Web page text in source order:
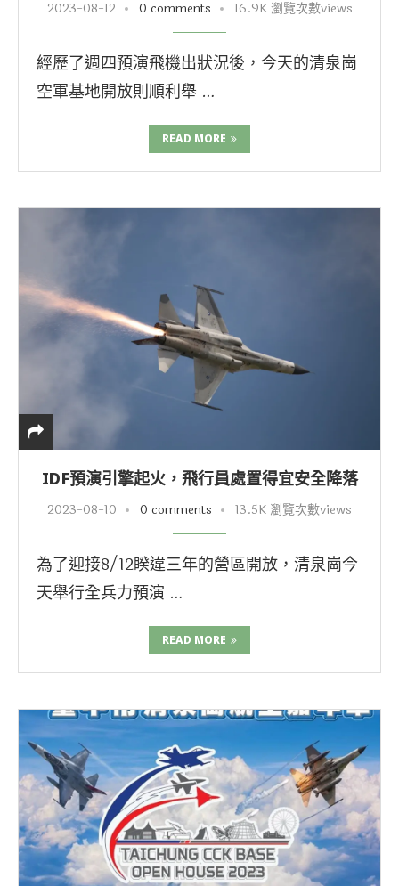
2023-08-12 0 comments 16.9K 瀏覽次數views
經歷了週四預演飛機出狀況後，今天的清泉崗
空軍基地開放則順利舉 …
READ MORE
IDF預演引擎起火，飛行員處置得宜安全降落
2023-08-10 0 comments 13.5K 瀏覽次數views
為了迎接8/12睽違三年的營區開放，清泉崗今
天舉行全兵力預演 …
READ MORE